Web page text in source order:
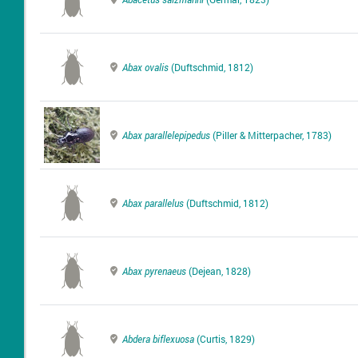
Abax ovalis(Duftschmid, 1812)
Abax parallelepipedus(Piller & Mitterpacher, 1783)
Abax parallelus(Duftschmid, 1812)
Abax pyrenaeus(Dejean, 1828)
Abdera biflexuosa(Curtis, 1829)